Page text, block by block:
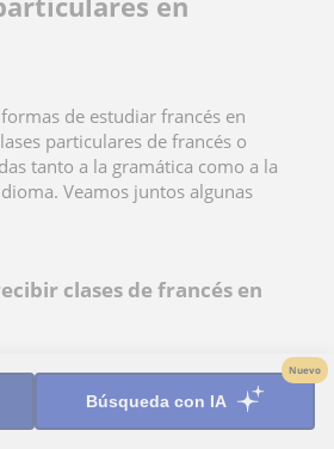
Búsqueda con IA
Nuevo
de estudiar francés en
particulares de francés o
tanto a la gramática como a la
Veamos juntos algunas
clases de francés en
canales para aprender un
de clases presenciales. De este
personalizado del